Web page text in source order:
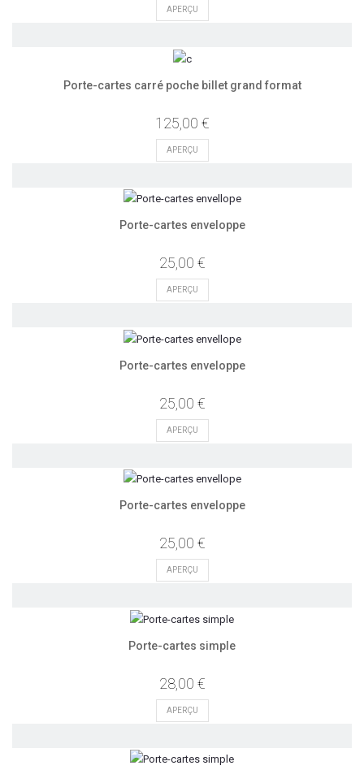
APERÇU
Porte-cartes carré poche billet grand format
125,00 €
APERÇU
Porte-cartes enveloppe
25,00 €
APERÇU
Porte-cartes enveloppe
25,00 €
APERÇU
Porte-cartes enveloppe
25,00 €
APERÇU
Porte-cartes simple
28,00 €
APERÇU